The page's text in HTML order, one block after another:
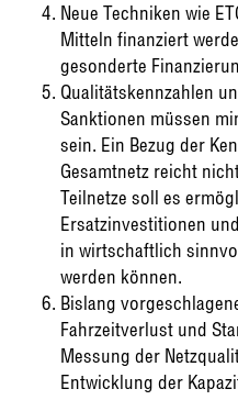
Neue Techniken wie
Mitteln finanziert
gesonderte
Qualitätskennzahlen
Sanktionen müssen
sein. Ein Bezug der
Gesamtnetz reicht
Teilnetze soll es
Ersatzinvestitionen
in wirtschaftlich
werden können.
Bislang
Fahrzeitverlust und
Messung der
Entwicklung der